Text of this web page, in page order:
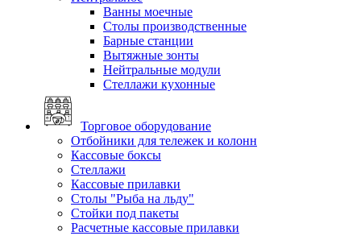
Ванны моечные
Столы производственные
Барные станции
Вытяжные зонты
Нейтральные модули
Стеллажи кухонные
Торговое оборудование
Отбойники для тележек и колонн
Кассовые боксы
Стеллажи
Кассовые прилавки
Столы "Рыба на льду"
Стойки под пакеты
Расчетные кассовые прилавки